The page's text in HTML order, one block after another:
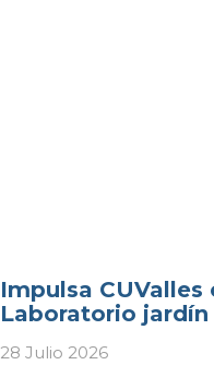
Impulsa
Laboratorio
28 Julio 2026